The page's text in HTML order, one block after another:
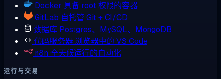
Docker 具备 root 权限的容器
GitLab 自托管 Git + CI/CD
数据库 Postgres、MySQL、MongoDB
代码服务器 浏览器中的 VS Code
n8n 全天候运行的自动化
运行与交易